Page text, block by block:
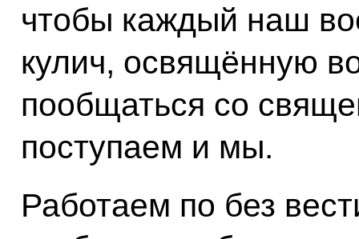
чтобы каждый наш
кулич, освящённую
пообщаться со
поступаем и мы.
Работаем по без